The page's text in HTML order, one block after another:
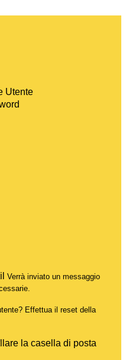
Utente
Verrà inviato un messaggio
Effettua il reset della
la casella di posta